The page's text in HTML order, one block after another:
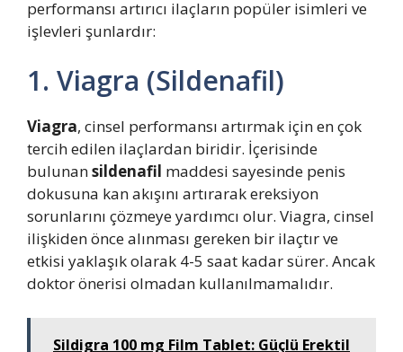
performansı artırıcı ilaçların popüler isimleri ve
işlevleri şunlardır:
1. Viagra (Sildenafil)
Viagra, cinsel performansı artırmak için en çok
tercih edilen ilaçlardan biridir. İçerisinde
bulunansildenafil maddesi sayesinde penis
dokusuna kan akışını artırarak ereksiyon
sorunlarını çözmeye yardımcı olur. Viagra, cinsel
ilişkiden önce alınması gereken bir ilaçtır ve
etkisi yaklaşık olarak 4-5 saat kadar sürer. Ancak
doktor önerisi olmadan kullanılmamalıdır.
Sildigra 100 mg Film Tablet: Güçlü Erektil